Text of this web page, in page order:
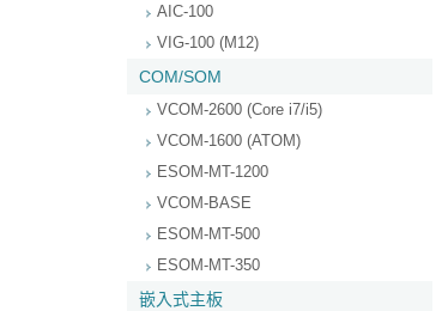
AIC-100
VIG-100 (M12)
COM/SOM
VCOM-2600 (Core i7/i5)
VCOM-1600 (ATOM)
ESOM-MT-1200
VCOM-BASE
ESOM-MT-500
ESOM-MT-350
嵌入式主板